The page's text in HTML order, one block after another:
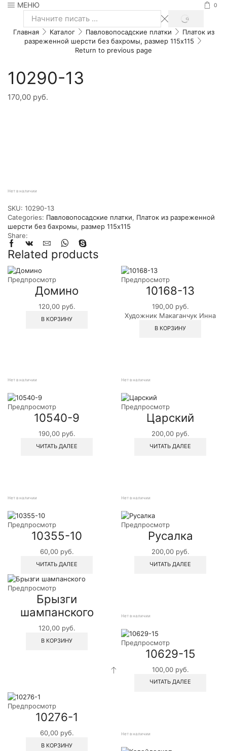
МЕНЮ 0
Search
input
SEARCH
Главная Каталог Павловопосадские платки
Платок из
разреженной шерсти без бахромы, размер 115х115
Return to previous page
10290-13
170,00 руб.
Нет в наличии
SKU: 10290-13
Categories: Павловопосадские платки, Платок из разреженной
шерсти без бахромы, размер 115х115
Share:
Related products
Предпросмотр
Домино
120,00 руб.
В КОРЗИНУ
Предпросмотр
10168-13
190,00 руб.
Художник Макаганчук Инна
В КОРЗИНУ
Нет в наличии
Предпросмотр
10540-9
190,00 руб.
ЧИТАТЬ ДАЛЕЕ
Нет в наличии
Предпросмотр
Царский
200,00 руб.
ЧИТАТЬ ДАЛЕЕ
Нет в наличии
Предпросмотр
10355-10
60,00 руб.
ЧИТАТЬ ДАЛЕЕ
Нет в наличии
Предпросмотр
Русалка
200,00 руб.
ЧИТАТЬ ДАЛЕЕ
Предпросмотр
Брызги
шампанского
120,00 руб.
В КОРЗИНУ
Нет в наличии
Предпросмотр
10629-15
100,00 руб.
ЧИТАТЬ ДАЛЕЕ
Предпросмотр
10276-1
60,00 руб.
В КОРЗИНУ
Нет в наличии